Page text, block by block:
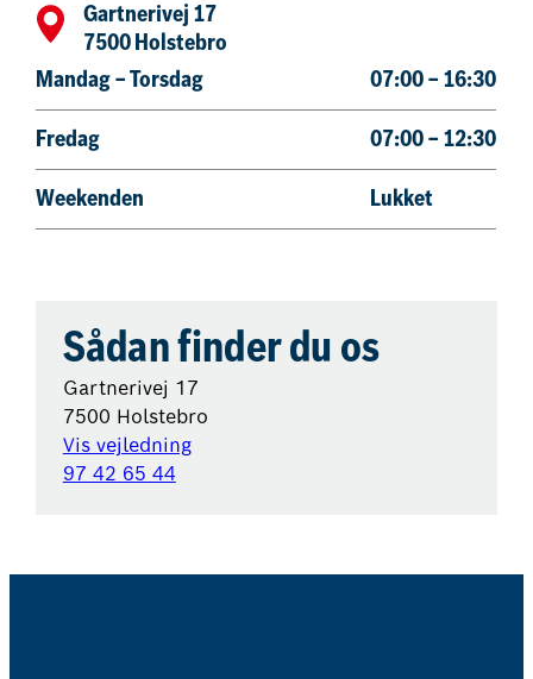
Gartnerivej 17
7500 Holstebro
Mandag – Torsdag
07:00 – 16:30
Fredag 07:00 – 12:30
Weekenden Lukket
Sådan finder du os
Gartnerivej 17
7500 Holstebro
Vis vejledning
97 42 65 44